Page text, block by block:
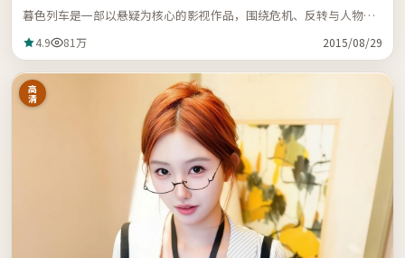
暮色列车是一部以悬疑为核心的影视作品，围绕危机、反转与人物成
4.9 81万 2015/08/29
高
清